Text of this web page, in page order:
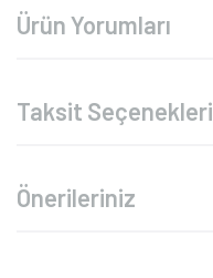
Ürün Yorumları
Taksit Seçenekleri
Önerileriniz